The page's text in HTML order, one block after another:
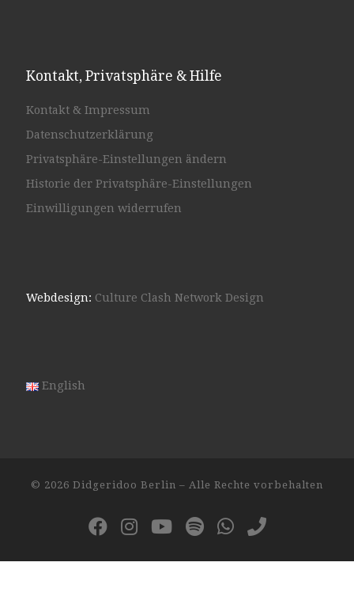
Kontakt, Privatsphäre & Hilfe
Kontakt & Impressum
Datenschutzerklärung
Privatsphäre-Einstellungen ändern
Historie der Privatsphäre-Einstellungen
Einwilligungen widerrufen
Webdesign: Culture Clash Network Design
English
© 2026 Didgeridoo Berlin – Alle Rechte vorbehalten